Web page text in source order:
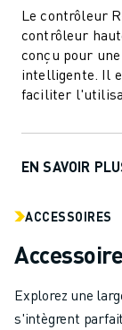
Le contrôleur
contrôleur
conçu pour
intelligente. Il
faciliter
EN SAVOIR
ACCESSOIRES
Explorez une
s'intègrent